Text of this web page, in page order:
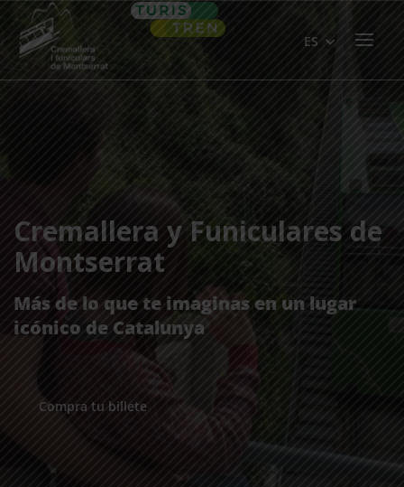
Skip
to
content
Home
Menu
ES
Cremallera y Funiculares de
Montserrat
Más de lo que te imaginas en un lugar
icónico de Catalunya
Compra tu billete